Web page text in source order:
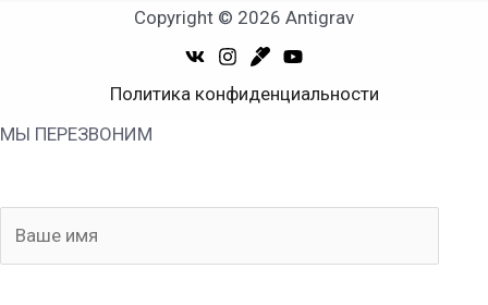
Copyright © 2026 Antigrav
Политика конфиденциальности
МЫ ПЕРЕЗВОНИМ